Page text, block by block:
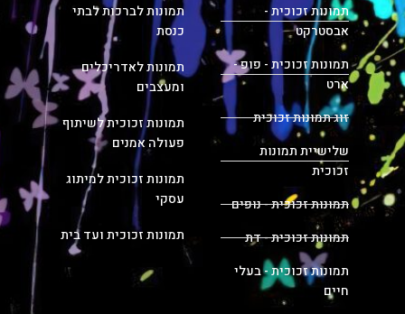
תמונות זכוכית -
אבסטרקט
תמונות זכוכית - פופ -
ארט
זוג תמונות זכוכית
שלישיית תמונות
זכוכית
תמונות זכוכית - נופים
תמונות זכוכית - דת
תמונות זכוכית - בעלי
חיים
תמונות לברכות לבתי
כנסת
תמונות לאדריכלים
ומעצבים
תמונות זכוכית לשיתוף
פעולה אמנים
תמונות זכוכית למיתוג
עסקי
תמונות זכוכית ועד בית